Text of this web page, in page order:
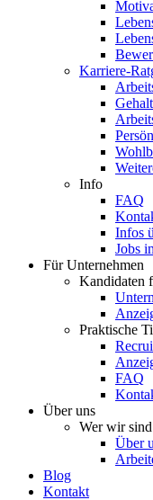
Karriere-
Info
FAQ
Infos
Jobs
Für Unternehmen
Kandidaten
Praktische
FAQ
Über uns
Wer wir sind
Über
Blog
Kontakt